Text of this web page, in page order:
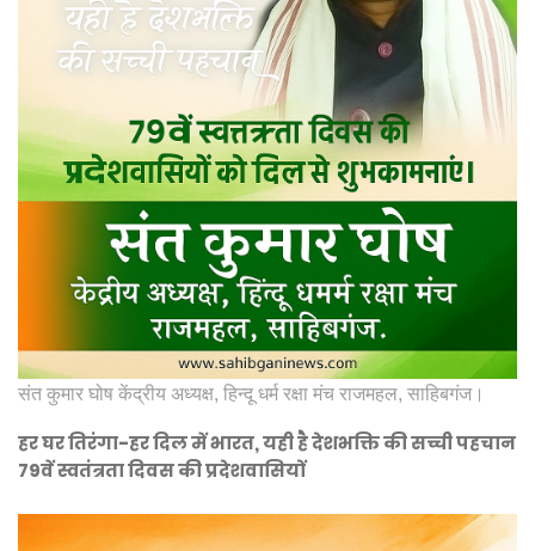
संत कुमार घोष केंद्रीय अध्यक्ष, हिन्दू धर्म रक्षा मंच राजमहल, साहिबगंज।
हर घर तिरंगा-हर दिल में भारत, यही है देशभक्ति की सच्ची पहचान
79वें स्वतंत्रता दिवस की प्रदेशवासियों